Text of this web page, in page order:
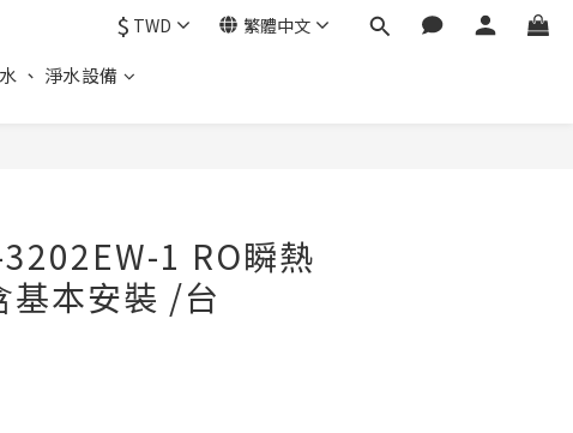
$ TWD 繁體中文
、 淨水設備
1 RO瞬熱
基本安裝 /台